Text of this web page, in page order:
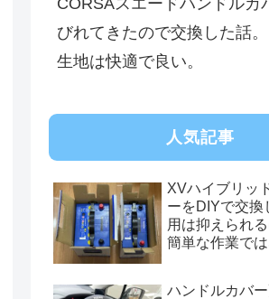
CORSAスエードハンドルカ
びれてきたので交換した話
生地は快適で良い。
人気記事
XVハイブリッ
ーをDIYで交換
用は抑えられ
簡単な作業では
ハンドルカバ